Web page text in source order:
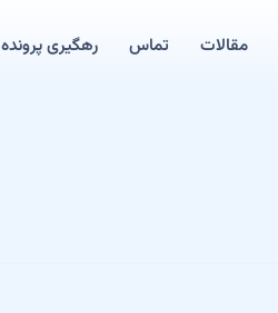
مقالات تماس رهگیری پرونده